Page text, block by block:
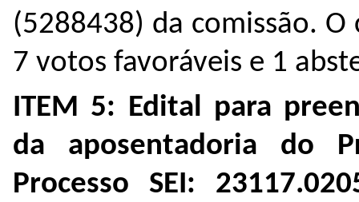
(5288438) da comissão.
7 votos favoráveis e 1
ITEM 5: Edital para
da aposentadoria do
Processo SEI: